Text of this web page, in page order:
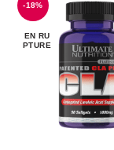
-18%
EN RU
PTURE